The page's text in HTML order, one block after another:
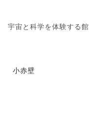
宇宙と科学を体験する館
小赤壁